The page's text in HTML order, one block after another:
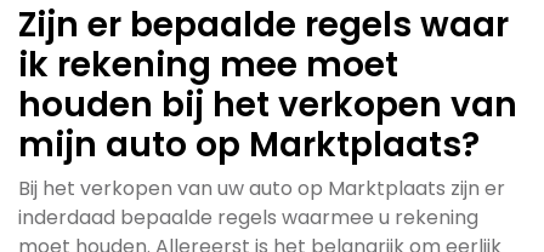
Zijn er bepaalde regels waar
ik rekening mee moet
houden bij het verkopen van
mijn auto op Marktplaats?
Bij het verkopen van uw auto op Marktplaats zijn er
inderdaad bepaalde regels waarmee u rekening